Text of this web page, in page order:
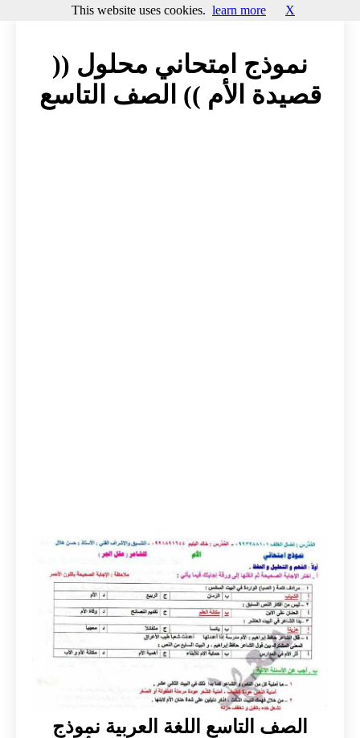
نموذج امتحاني محلول ((
قصيدة الأم )) الصف التاسع
الصف التاسع اللغة العربية نموذج
This website uses cookies. learn more X